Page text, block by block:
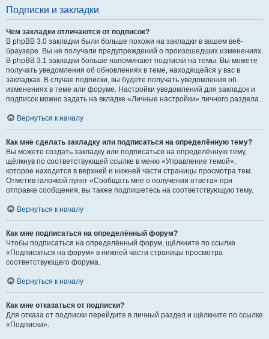
Подписки и закладки
Чем закладки отличаются от подписок?
В phpBB 3.0 закладки были больше похожи на закладки в вашем веб-
браузере. Вы не получали предупреждений о произошедших изменениях.
В phpBB 3.1 закладки больше напоминают подписки на темы. Вы можете
получать уведомления об обновлениях в теме, находящейся у вас в
закладках. В случае подписки, вы будете получать уведомления об
изменениях в теме или форуме. Настройки уведомлений для закладок и
подписок можно задать на вкладке «Личные настройки» личного раздела.
Вернуться к началу
Как мне сделать закладку или подписаться на определённую тему?
Вы можете создать закладку или подписаться на определённую тему,
щёлкнув по соответствующей ссылке в меню «Управление темой»,
которое находится в верхней и нижней части страницы просмотра тем.
Отметив галочкой пункт «Сообщать мне о получении ответа» при
отправке сообщения, вы также подпишетесь на соответствующую тему.
Вернуться к началу
Как мне подписаться на определённый форум?
Чтобы подписаться на определённый форум, щёлкните по ссылке
«Подписаться на форум» в нижней части страницы просмотра
соответствующего форума.
Вернуться к началу
Как мне отказаться от подписки?
Для отказа от подписки перейдите в личный раздел и щёлкните по ссылке
«Подписки».